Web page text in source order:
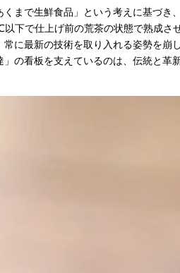
くまで生鮮食品」という考えに基づき
下で仕上げ前の荒茶の状態で熟成さ
に最新の技術を取り入れる姿勢を崩し
」の看板を支えているのは、伝統と革